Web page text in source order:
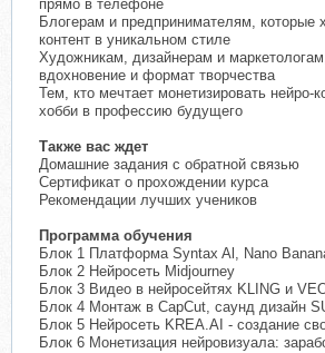
прямо в телефоне
Блогерам и предпринимателям, которые
контент в уникальном стиле
Художникам, дизайнерам и
вдохновение и формат творчества
Тем, кто мечтает монетизировать нейро-
хобби в профессию будущего
Также вас ждет
Домашние задания с обратной связью
Сертификат о прохождении курса
Рекомендации лучших учеников
Программа обучения
Блок 1 Платформа Syntax Al, Nano
Блок 2 Нейросеть Midjourney
Блок 3 Видео в нейросейтях KLING и
Блок 4 Монтаж в CapCut, саунд дизайн
Блок 5 Нейросеть KREA.AI - создание
Блок 6 Монетизация нейровизуала: